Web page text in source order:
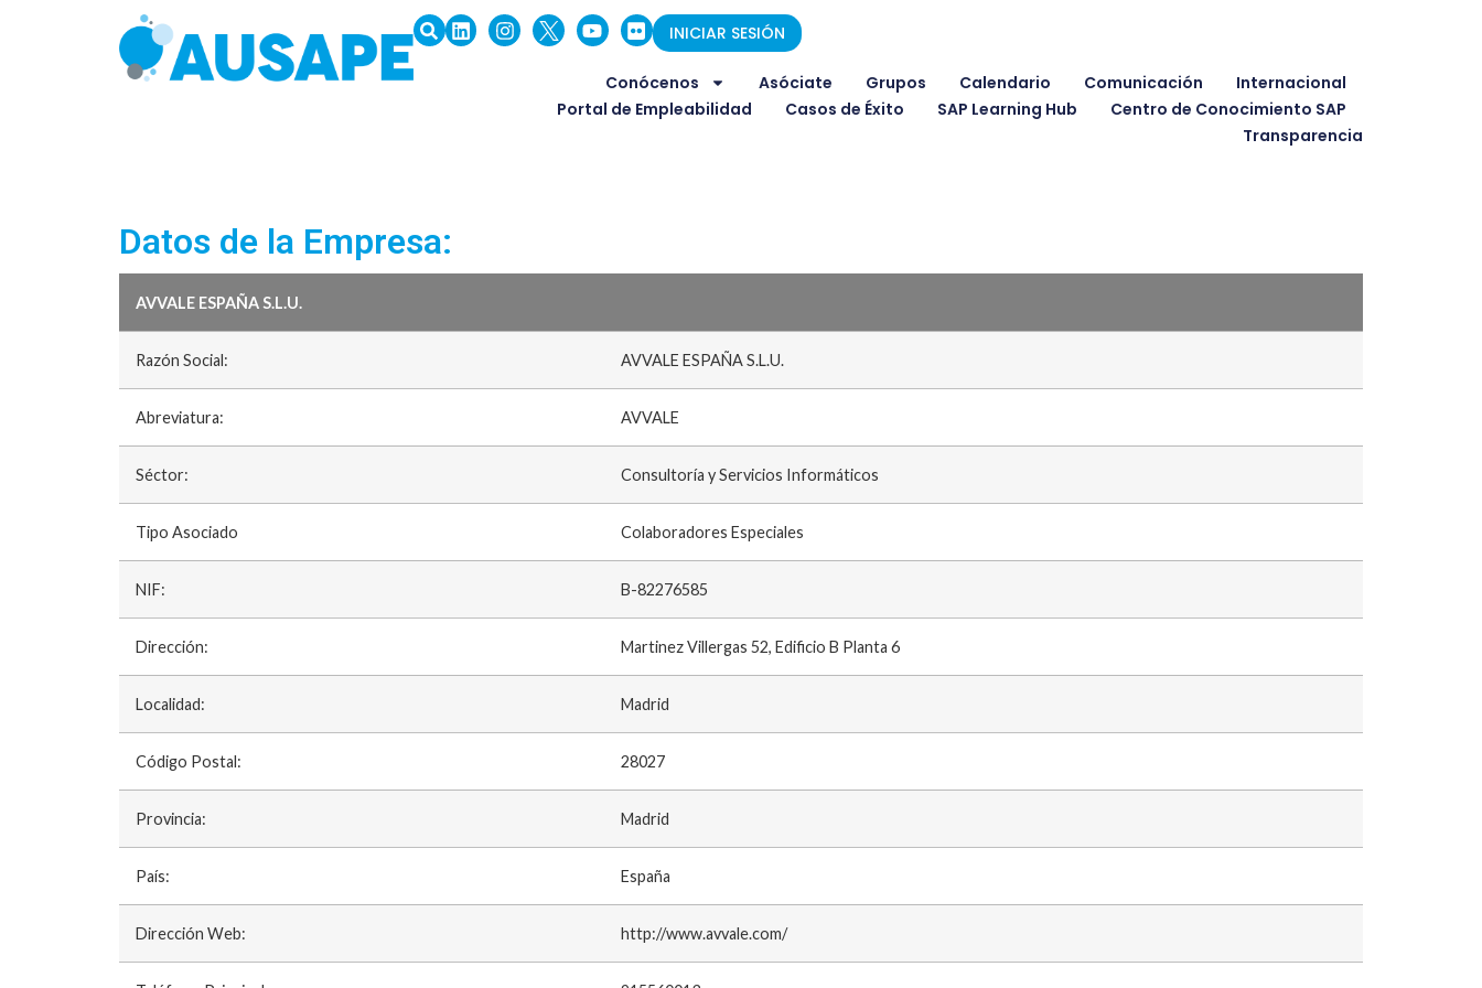
INICIAR SESIÓN
Conócenos Asóciate Grupos Calendario Comunicación
Internacional
Portal de Empleabilidad
Casos de Éxito SAP Learning Hub
Centro de Conocimiento SAP
Transparencia
Datos de la Empresa:
AVVALE ESPAÑA S.L.U.
Razón Social: AVVALE ESPAÑA S.L.U.
Abreviatura: AVVALE
Séctor: Consultoría y Servicios Informáticos
Tipo Asociado Colaboradores Especiales
NIF: B-82276585
Dirección: Martinez Villergas 52, Edificio B Planta 6
Localidad: Madrid
Código Postal: 28027
Provincia: Madrid
País: España
Dirección Web: http://www.avvale.com/